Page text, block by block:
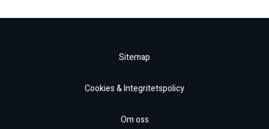
Sitemap
Cookies & Integritetspolicy
Om oss